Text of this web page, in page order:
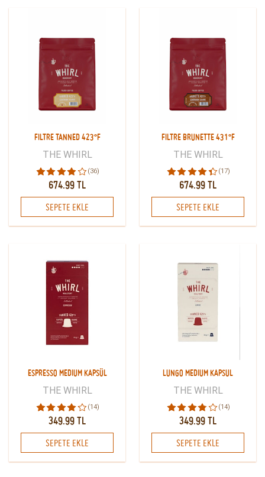
FILTRE TANNED 423°F
THE WHIRL
(36)
674.99 TL
SEPETE EKLE
FILTRE BRUNETTE 431°F
THE WHIRL
(17)
674.99 TL
SEPETE EKLE
ESPRESSO MEDIUM KAPSÜL
THE WHIRL
(14)
349.99 TL
SEPETE EKLE
LUNGO MEDIUM KAPSUL
THE WHIRL
(14)
349.99 TL
SEPETE EKLE